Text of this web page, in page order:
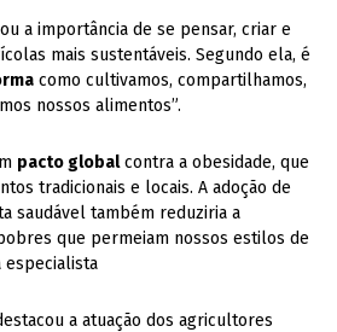
a importância de se pensar, criar e
mais sustentáveis. Segundo ela, é
como cultivamos, compartilhamos,
nossos alimentos”.
pacto globalcontra a obesidade, que
tradicionais e locais. A adoção de
saudável também reduziria a
que permeiam nossos estilos de
especialista
a atuação dos agricultores